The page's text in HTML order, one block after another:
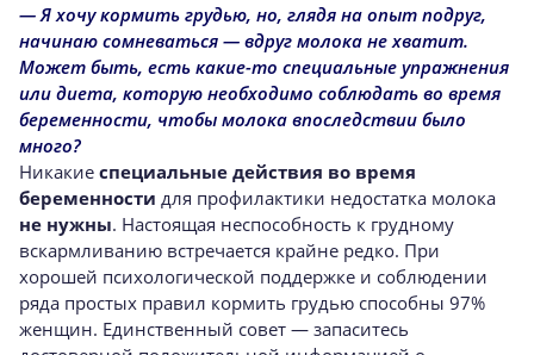
— Я хочу кормить грудью, но, глядя на опыт подруг,
начинаю сомневаться — вдруг молока не хватит.
Может быть, есть какие-то специальные упражнения
или диета, которую необходимо соблюдать во время
беременности, чтобы молока впоследствии было
много?
Никакие специальные действия во время
беременности для профилактики недостатка молока
не нужны. Настоящая неспособность к грудному
вскармливанию встречается крайне редко. При
хорошей психологической поддержке и соблюдении
ряда простых правил кормить грудью способны 97%
женщин. Единственный совет — запаситесь